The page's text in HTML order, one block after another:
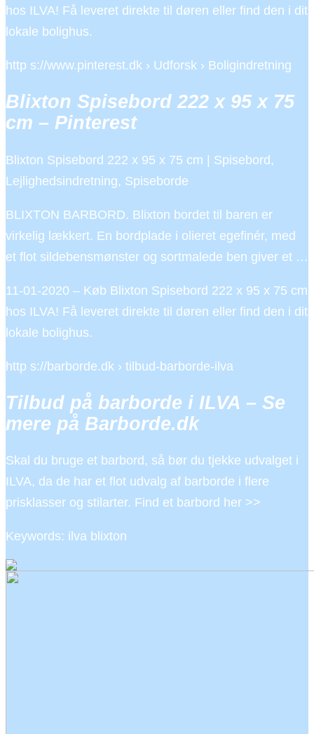
hos ILVA! Få leveret direkte til døren eller find den i dit
lokale bolighus.
http s://www.pinterest.dk › Udforsk › Boligindretning
Blixton Spisebord 222 x 95 x 75
cm – Pinterest
Blixton Spisebord 222 x 95 x 75 cm | Spisebord,
Lejlighedsindretning, Spiseborde
BLIXTON BARBORD. Blixton bordet til baren er
virkelig lækkert. En bordplade i olieret egefinér, med
et flot sildebensmønster og sortmalede ben giver et …
11-01-2020 – Køb Blixton Spisebord 222 x 95 x 75 cm
hos ILVA! Få leveret direkte til døren eller find den i dit
lokale bolighus.
http s://barborde.dk › tilbud-barborde-ilva
Tilbud på barborde i ILVA – Se
mere på Barborde.dk
Skal du bruge et barbord, så bør du tjekke udvalget i
ILVA, da de har et flot udvalg af barborde i flere
prisklasser og stilarter. Find et barbord her >>
Keywords: ilva blixton